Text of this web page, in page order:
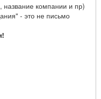
компании и пр)
- это не письмо